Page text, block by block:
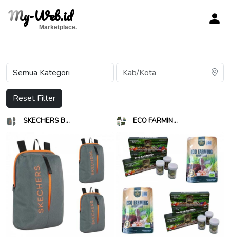
My-Web.id
Marketplace.
Reset Filter
SKECHERS B... ECO FARMIN...